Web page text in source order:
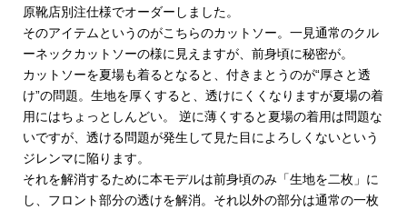
原靴店別注仕様でオーダーしました。
そのアイテムというのがこちらのカットソー。一見通常のクル
ーネックカットソーの様に見えますが、前身頃に秘密が。
カットソーを夏場も着るとなると、付きまとうのが“厚さと透
け”の問題。生地を厚くすると、透けにくくなりますが夏場の着
用にはちょっとしんどい。 逆に薄くすると夏場の着用は問題な
いですが、透ける問題が発生して見た目によろしくないという
ジレンマに陥ります。
それを解消するために本モデルは前身頃のみ「生地を二枚」に
し、フロント部分の透けを解消。それ以外の部分は通常の一枚